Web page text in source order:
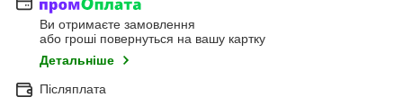
Ви отримаєте замовлення
або гроші повернуться на вашу картку
Детальніше
Післяплата